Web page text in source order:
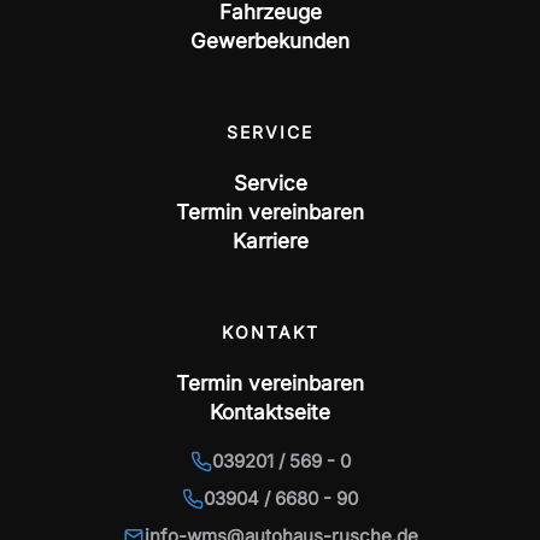
Fahrzeuge
Gewerbekunden
SERVICE
Service
Termin vereinbaren
Karriere
KONTAKT
Termin vereinbaren
Kontaktseite
039201 / 569 - 0
03904 / 6680 - 90